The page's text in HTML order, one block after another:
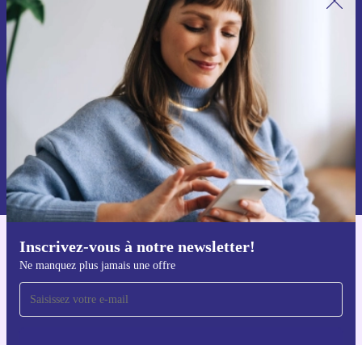
Inscrivez-vous à notre newsletter!
Ne manquez plus jamais une offre
Recevoir offres et infos de refurbed
par mail
Ne manquez plus aucune offre.
S'inscrire
Retrouvez les informations sur l'utilisation des données personnelles
dans notre
politique de confidentialité.
Téléchargez l'application refurbed
Pour iOS et Android